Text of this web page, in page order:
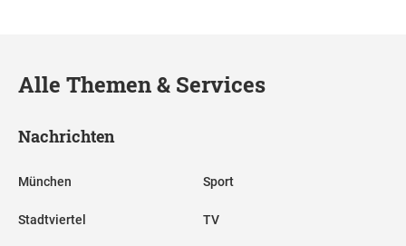
Alle Themen & Services
Nachrichten
München
Stadtviertel
Sport
TV